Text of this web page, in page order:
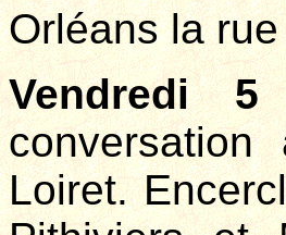
Orléans la
Vendredi
Loiret.